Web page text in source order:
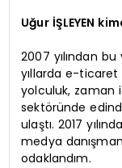
Uğur İŞLEYEN
2007 yılından
yıllarda e-ticaret
yolculuk, zaman
sektöründe
ulaştı. 2017
medya
odaklandım.